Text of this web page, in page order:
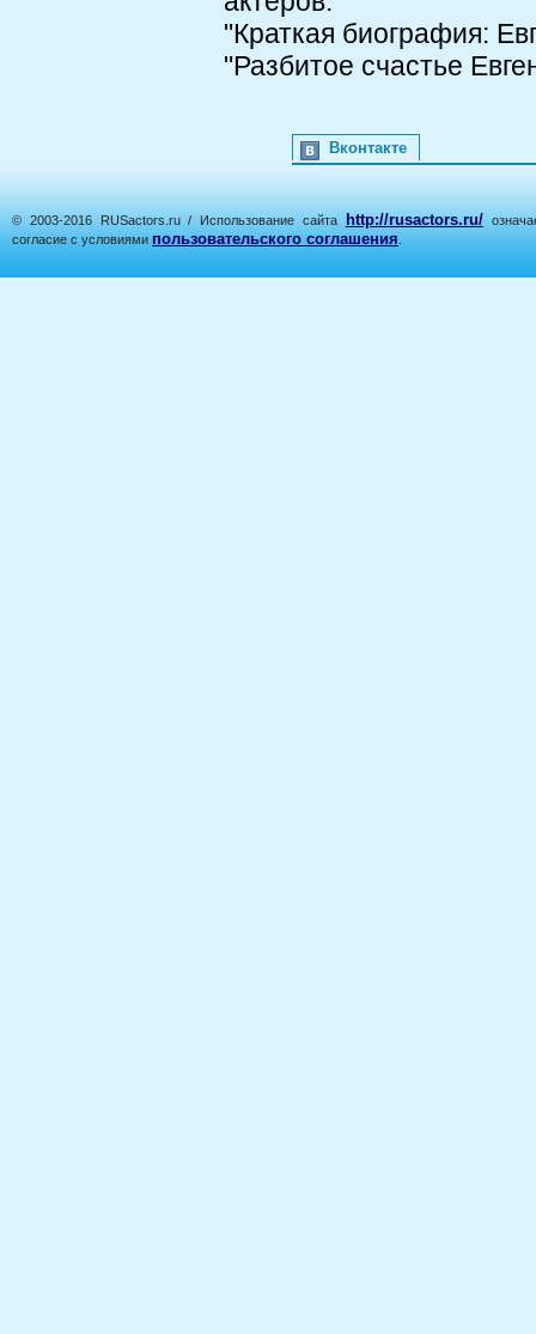
"Краткая биография:
"Разбитое счастье
Вконтакте
© 2003-2016 RUSactors.ru / Использование сайта http://rusactors.ru/
согласие с условиями пользовательского соглашения